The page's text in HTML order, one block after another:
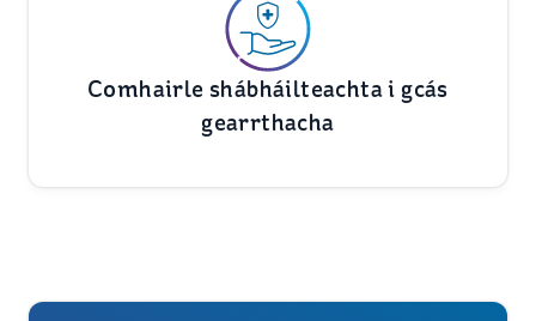
Comhairle shábháilteachta i gcás
gearrthacha